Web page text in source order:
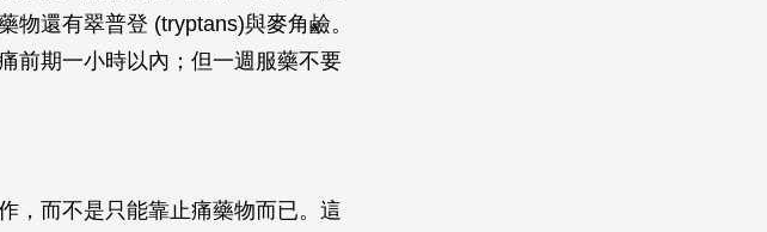
物還有翠普登 (tryptans)與麥角鹼。
前期一小時以內；但一週服藥不要
，而不是只能靠止痛藥物而已。這